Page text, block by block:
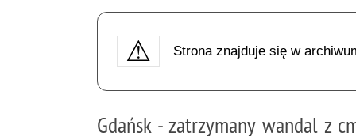
Strona znajduje się w
Gdańsk - zatrzymany wandal z